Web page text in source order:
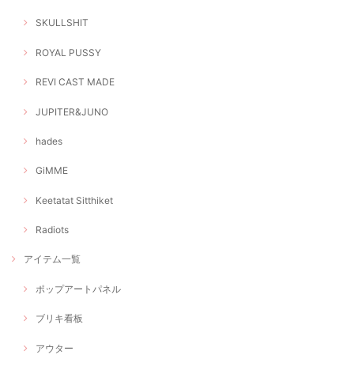
SKULLSHIT
ROYAL PUSSY
REVI CAST MADE
JUPITER&JUNO
hades
GiMME
Keetatat Sitthiket
Radiots
アイテム一覧
ポップアートパネル
ブリキ看板
アウター